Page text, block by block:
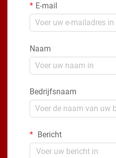
E-mail
Naam
Bedrijfsnaam
Bericht